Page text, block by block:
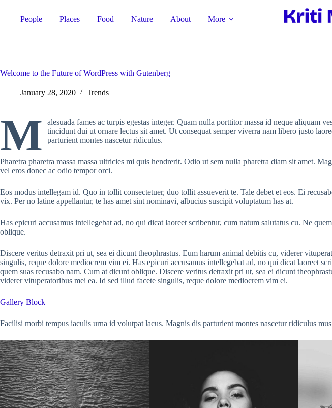
contentPeople Places Food Nature About More
Welcome to the Future of WordPress with Gutenberg
January 28, 2020 Trends
M
alesuada fames ac turpis egestas integer. Quam nulla porttitor massa id neque aliquam
tincidunt dui ut ornare lectus sit amet. Ut consequat semper viverra nam libero justo
parturient montes nascetur ridiculus.
Pharetra pharetra massa massa ultricies mi quis hendrerit. Odio ut sem nulla pharetra diam sit amet.
vel eros donec ac odio tempor orci.
Eos modus intellegam id. Quo in tollit consectetuer, duo tollit assueverit te. Tale debet et eos. Ei
vix. Per no latine appellantur, te has amet sint nominavi, albucius suscipit voluptatum has at.
Has epicuri accusamus intellegebat ad, no qui dicat laoreet scribentur, cum natum salutatus cu. Ne
oblique.
Discere veritus detraxit pri ut, sea ei dicunt theophrastus. Eum harum animal debitis cu, viderer
singulis, reque dolore mediocrem vim ei. Has epicuri accusamus intellegebat ad, no qui dicat laoreet
quem suas recusabo nam. Cum at dicunt oblique. Discere veritus detraxit pri ut, sea ei dicunt
viderer vituperatoribus mei ea. Id sed illud facete singulis, reque dolore mediocrem vim ei.
Gallery Block
Facilisi morbi tempus iaculis urna id volutpat lacus. Magnis dis parturient montes nascetur ridiculus